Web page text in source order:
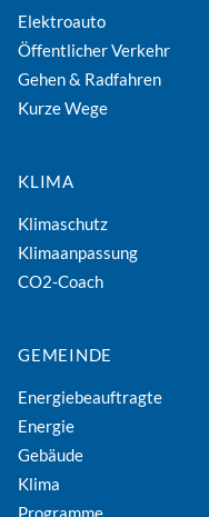
Elektroauto
Öffentlicher Verkehr
Gehen & Radfahren
Kurze Wege
KLIMA
Klimaschutz
Klimaanpassung
CO2-Coach
GEMEINDE
Energiebeauftragte
Energie
Gebäude
Klima
Programme